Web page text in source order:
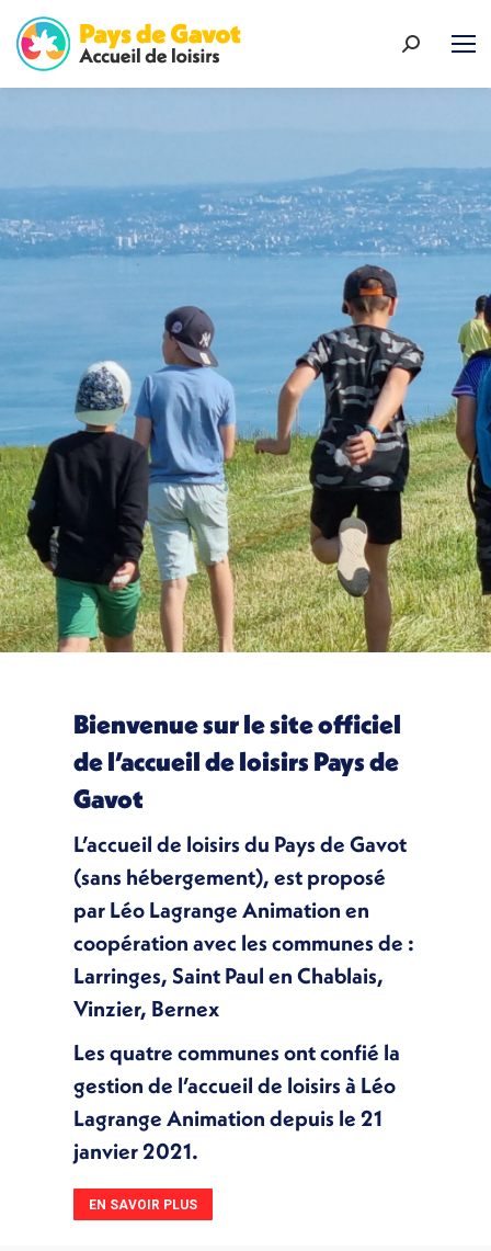
:
Bienvenue sur le site officiel
de l’accueil de loisirs Pays de
Gavot
L’accueil de loisirs du Pays de Gavot
(sans hébergement), est proposé
par Léo Lagrange Animation en
coopération avec les communes de :
Larringes, Saint Paul en Chablais,
Vinzier, Bernex
Les quatre communes ont confié la
gestion de l’accueil de loisirs à Léo
Lagrange Animation depuis le 21
janvier 2021.
EN SAVOIR PLUS